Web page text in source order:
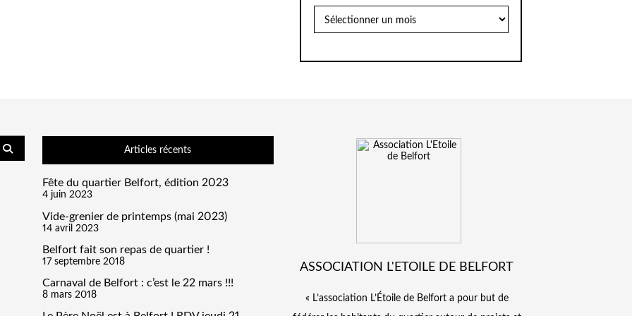
Articles récents
Fête du quartier Belfort, édition 2023
4 juin 2023
Vide-grenier de printemps (mai 2023)
14 avril 2023
Belfort fait son repas de quartier !
17 septembre 2018
Carnaval de Belfort : c’est le 22 mars !!!
8 mars 2018
ASSOCIATION L'ETOILE DE BELFORT
« L’association L’Étoile de Belfort a pour but de